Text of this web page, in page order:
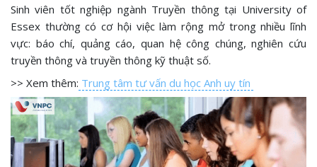
Sinh viên tốt nghiệp ngành Truyền thông tại University of
Essex thường có cơ hội việc làm rộng mở trong nhiều lĩnh
vực: báo chí, quảng cáo, quan hệ công chúng, nghiên cứu
truyền thông và truyền thông kỹ thuật số.
>> Xem thêm: Trung tâm tư vấn du học Anh uy tín